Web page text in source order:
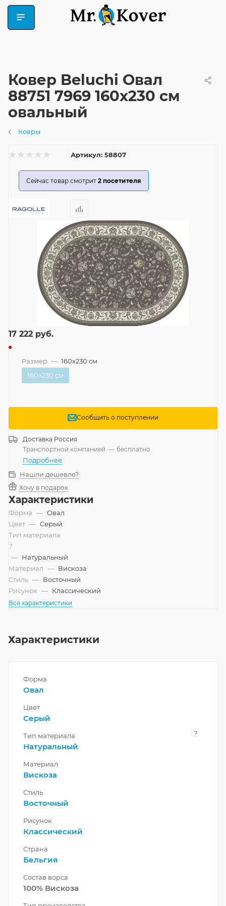
Ковер Beluchi Овал
88751 7969 160x230 см
овальный
Ковры
Артикул: 58807
Сейчас товар смотрит 2 посетителя
17 222 руб.
Размер — 160x230 см
160x230 см
Сообщить о поступлении
Доставка Россия
Транспортной компанией — бесплатно
Подробнее
Нашли дешевле?
Хочу в подарок
Характеристики
Форма — Овал
Цвет — Серый
Тип материала
?
— Натуральный
Материал — Вискоза
Стиль — Восточный
Рисунок — Классический
Все характеристики
Характеристики
Форма
Овал
Цвет
Серый
Тип материала ?
Натуральный
Материал
Вискоза
Стиль
Восточный
Рисунок
Классический
Страна
Бельгия
Состав ворса
100% Вискоза